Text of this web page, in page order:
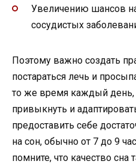
Увеличению шансов
сосудистых
Поэтому важно создать
постараться лечь и
то же время каждый день,
привыкнуть и
предоставить себе
на сон, обычно от 7 до 9
помните, что качество сна